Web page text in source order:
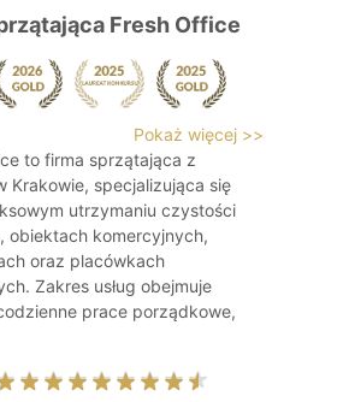
Fresh Office
Pokaż więcej >>
to firma sprzątająca z
Krakowie, specjalizująca się
utrzymaniu czystości
obiektach komercyjnych,
oraz placówkach
Zakres usług obejmuje
prace porządkowe,